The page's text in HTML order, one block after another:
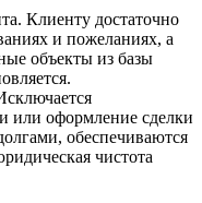
Клиенту достаточно
и пожеланиях, а
объекты из базы
или оформление сделки
обеспечиваются
чистота